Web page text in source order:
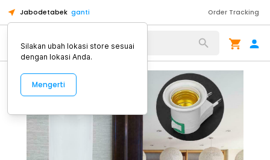
Jabodetabek ganti Order Tracking
Alat Kopi
Silakan ubah lokasi store sesuai
dengan lokasi Anda.
Mengerti